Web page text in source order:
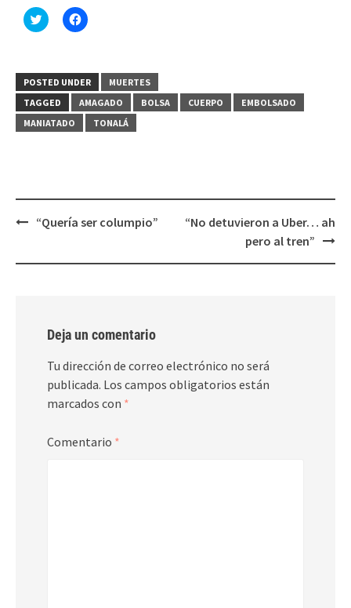
Haz
clic
(Se
abre
en
una
ventana
nueva)
Haz
clic
(Se
abre
en
una
ventana
nueva)
POSTED UNDER
MUERTES
TAGGED
AMAGADO BOLSA CUERPO
EMBOLSADO
MANIATADO
TONALÁ
Post“Quería ser columpio”
“No detuvieron a Uber… ah
pero al tren”
Deja un comentario
Tu dirección de correo electrónico no será
publicada. Los campos obligatorios están
marcados con *
Comentario *